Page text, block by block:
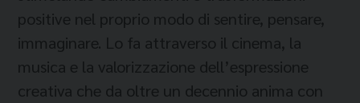
positive nel proprio modo di sentire, pensare,
immaginare. Lo fa attraverso il cinema, la
musica e la valorizzazione dell’espressione
creativa che da oltre un decennio anima con